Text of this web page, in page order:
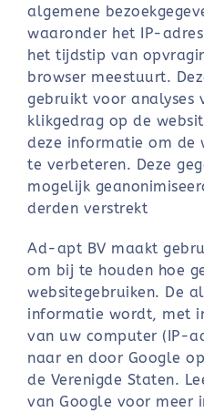
algemene
waaronder het IP-
het tijdstip van
browser meestuurt.
gebruikt voor analyses
klikgedrag op de
deze informatie om de
te verbeteren. Deze
mogelijk
derden verstrekt
Ad-apt BV maakt
om bij te houden hoe
websitegebruiken. De
informatie wordt, met
van uw computer (IP-
naar en door Google
de Verenigde Staten.
van Google voor meer